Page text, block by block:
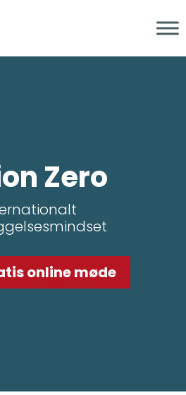
Zero
online møde